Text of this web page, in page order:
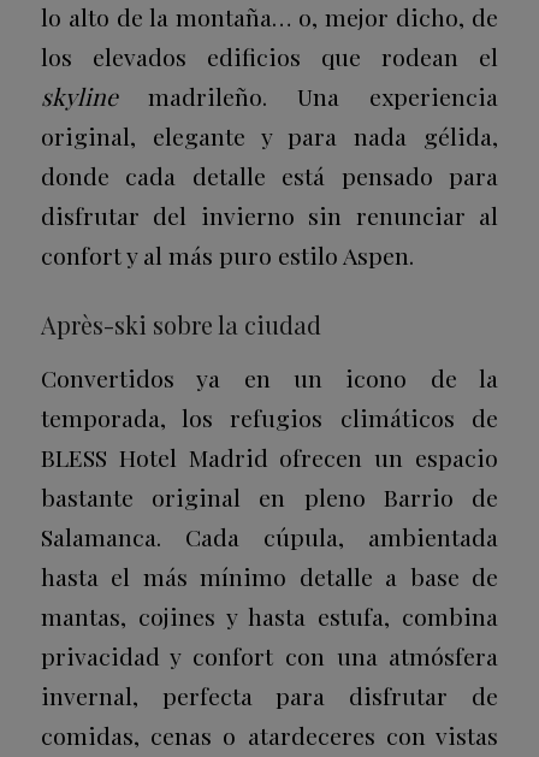
lo alto de la montaña… o, mejor dicho, de
los elevados edificios que rodean el
skylinemadrileño. Una experiencia
original, elegante y para nada gélida,
donde cada detalle está pensado para
disfrutar del invierno sin renunciar al
confort y al más puro estilo Aspen.
Après-ski sobre la ciudad
Convertidos ya en un icono de la
temporada, los refugios climáticos de
BLESS Hotel Madrid ofrecen un espacio
bastante original en pleno Barrio de
Salamanca. Cada cúpula, ambientada
hasta el más mínimo detalle a base de
mantas, cojines y hasta estufa, combina
privacidad y confort con una atmósfera
invernal, perfecta para disfrutar de
comidas, cenas o atardeceres con vistas